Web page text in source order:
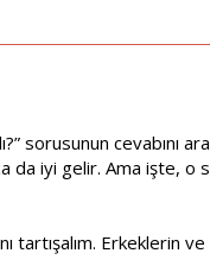
sorusunun cevabını
da iyi gelir. Ama işte,
Erkeklerin